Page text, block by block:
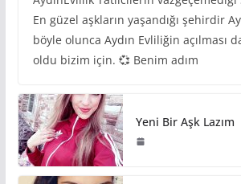
En güzel aşkların yaşandığı şehirdir
böyle olunca Aydın Evliliğin açılması
oldu bizim için. 💞 Benim adım
Yeni Bir Aşk Lazım